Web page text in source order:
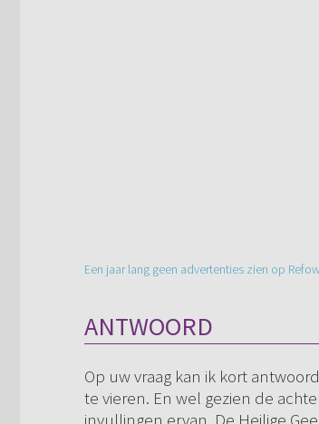
Een jaar lang geen advertenties zien op
ANTWOORD
Op uw vraag kan ik kort
te vieren. En wel gezien de